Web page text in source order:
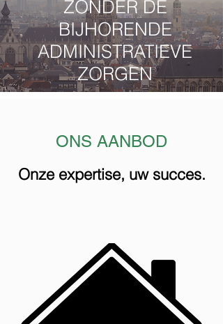
ZONDER DE
BIJHORENDE
ADMINISTRATIEVE
ZORGEN
ONS AANBOD
Onze expertise, uw succes.